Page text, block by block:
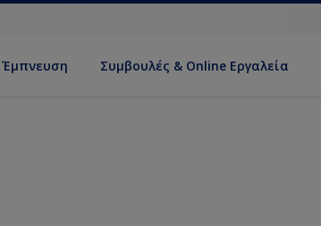
Έμπνευση Συμβουλές & Online Εργαλεία